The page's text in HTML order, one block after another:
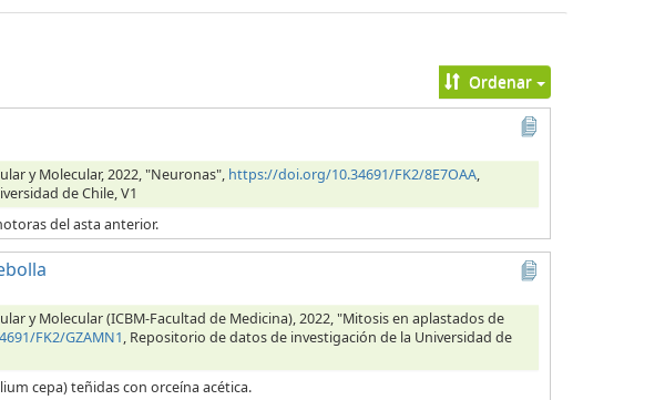
Ordenar
y Molecular, 2022, "Neuronas", https://doi.org/10.34691/FK2/8E7OAA,
de Chile, V1
del asta anterior.
y Molecular (ICBM-Facultad de Medicina), 2022, "Mitosis en aplastados de
FK2/GZAMN1, Repositorio de datos de investigación de la Universidad de
cepa) teñidas con orceína acética.